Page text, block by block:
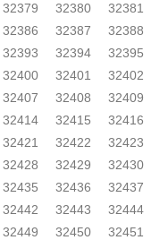
32379 32380
32381
32386 32387
32388
32393 32394
32395
32400 32401
32402
32407 32408
32409
32414 32415
32416
32421 32422
32423
32428 32429
32430
32435 32436
32437
32442 32443
32444
32449 32450
32451